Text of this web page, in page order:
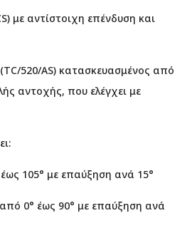
με αντίστοιχη επένδυση και
520/AS) κατασκευασμένος από
αντοχής, που ελέγχει με
105° με επαύξηση ανά 15°
0° έως 90° με επαύξηση ανά